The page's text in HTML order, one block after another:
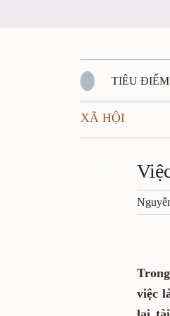
TIÊU ĐIỂM
QUỐC PHÒNG
QUÊ HƯƠNG
VĂN BẢN,
XÃ HỘI
việc